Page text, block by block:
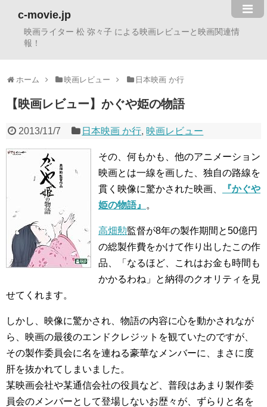
c-movie.jp
映画ライター 松 弥々子 による映画レビューと映画関連情
報！
ホーム 映画レビュー 日本映画 か行
【映画レビュー】かぐや姫の物語
2013/11/7 日本映画 か行, 映画レビュー
その、何もかも、他のアニメーション
映画とは一線を画した、独自の路線を
貫く映像に驚かされた映画、
『かぐや
姫の物語』
。
高畑勲監督が8年の製作期間と50億円
の総製作費をかけて作り出したこの作
品、「なるほど、これはお金も時間も
かかるわね」と納得のクオリティを見
せてくれます。
しかし、映像に驚かされ、物語の内容に心を動かされなが
ら、映画の最後のエンドクレジットを観ていたのですが、
その製作委員会に名を連ねる豪華なメンバーに、まさに度
肝を抜かれてしまいました。
某映画会社や某通信会社の役員など、普段はあまり製作委
員会のメンバーとして登場しないお歴々が、ずらりと名を